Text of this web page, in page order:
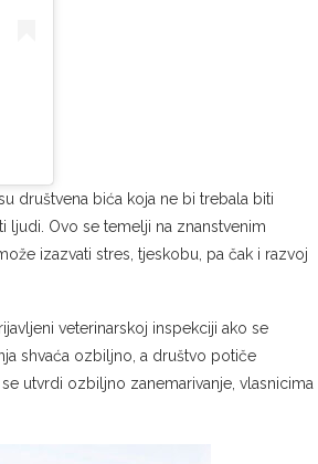
društvena bića koja ne bi trebala biti
Ovo se temelji na znanstvenim
izazvati stres, tjeskobu, pa čak i razvoj
veterinarskoj inspekciji ako se
shvaća ozbiljno, a društvo potiče
utvrdi ozbiljno zanemarivanje, vlasnicima